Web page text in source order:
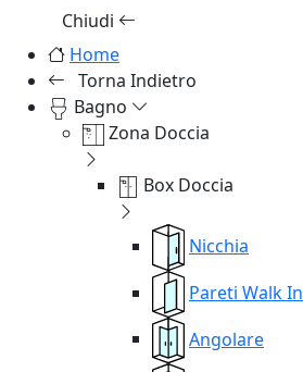
Chiudi
Home
Torna Indietro
Bagno
Zona Doccia
Box Doccia
Nicchia
Pareti Walk In
Angolare